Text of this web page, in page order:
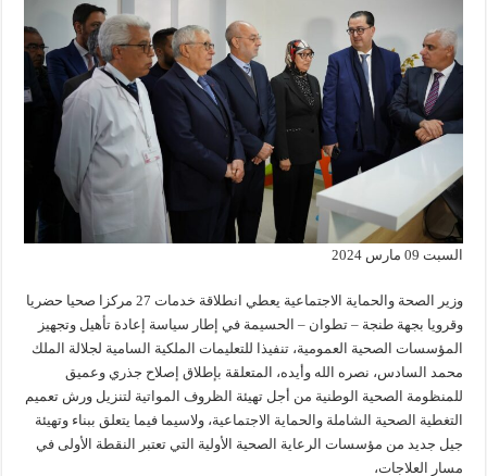
السبت 09 مارس 2024
وزير الصحة والحماية الاجتماعية يعطي انطلاقة خدمات 27 مركزا صحيا حضريا
وقرويا بجهة طنجة – تطوان – الحسيمة في إطار سياسة إعادة تأهيل وتجهيز
المؤسسات الصحية العمومية، تنفيذا للتعليمات الملكية السامية لجلالة الملك
محمد السادس، نصره الله وأيده، المتعلقة بإطلاق إصلاح جذري وعميق
للمنظومة الصحية الوطنية من أجل تهيئة الظروف المواتية لتنزيل ورش تعميم
التغطية الصحية الشاملة والحماية الاجتماعية، ولاسيما فيما يتعلق ببناء وتهيئة
جيل جديد من مؤسسات الرعاية الصحية الأولية التي تعتبر النقطة الأولى في
مسار العلاجات،